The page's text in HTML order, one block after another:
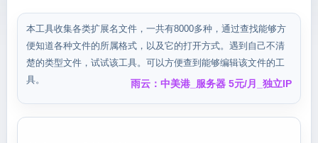
5.1支付宝大红包
本工具收集各类扩展名文件，一共有8000多种，通过查找能够方
便知道各种文件的所属格式，以及它的打开方式。遇到自己不清
楚的类型文件，试试该工具。可以方便查到能够编辑该文件的工
具。
雨云：中美港_服务器 5元/月_独立IP